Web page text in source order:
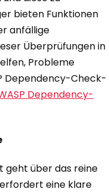
bieten Funktionen
anfällige
Überprüfungen in
Probleme
Dependency-Check-
Dependency-
geht über das reine
erfordert eine klare